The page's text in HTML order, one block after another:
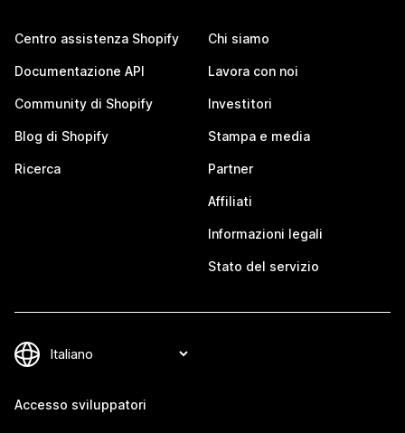
Centro assistenza Shopify
Documentazione API
Community di Shopify
Blog di Shopify
Ricerca
Chi siamo
Lavora con noi
Investitori
Stampa e media
Partner
Affiliati
Informazioni legali
Stato del servizio
Accesso sviluppatori